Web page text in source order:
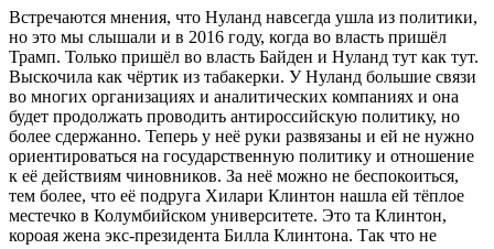
Встречаются мнения, что Нуланд навсегда ушла из политики,
но это мы слышали и в 2016 году, когда во власть пришёл
Трамп. Только пришёл во власть Байден и Нуланд тут как тут.
Выскочила как чёртик из табакерки. У Нуланд большие связи
во многих организациях и аналитических компаниях и она
будет продолжать проводить антироссийскую политику, но
более сдержанно. Теперь у неё руки развязаны и ей не нужно
ориентироваться на государственную политику и отношение
к её действиям чиновников. За неё можно не беспокоиться,
тем более, что её подруга Хилари Клинтон нашла ей тёплое
местечко в Колумбийском университете. Это та Клинтон,
короая жена экс-президента Билла Клинтона. Так что не